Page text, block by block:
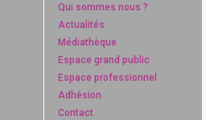
Qui sommes nous ?
Actualités
Médiathèque
Espace grand public
Espace professionnel
Adhésion
Contact